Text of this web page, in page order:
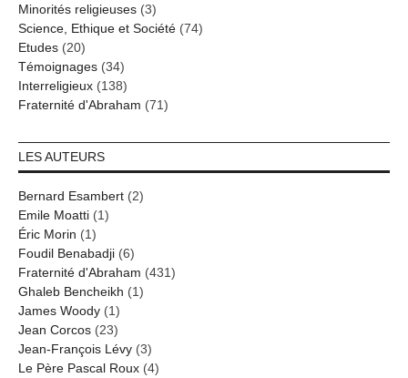
Minorités religieuses (3)
Science, Ethique et Société (74)
Etudes (20)
Témoignages (34)
Interreligieux (138)
Fraternité d'Abraham (71)
LES AUTEURS
Bernard Esambert (2)
Emile Moatti (1)
Éric Morin (1)
Foudil Benabadji (6)
Fraternité d'Abraham (431)
Ghaleb Bencheikh (1)
James Woody (1)
Jean Corcos (23)
Jean-François Lévy (3)
Le Père Pascal Roux (4)